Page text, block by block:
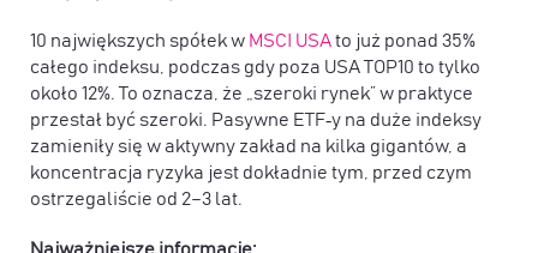
10 największych spółek w MSCI USAto już ponad 35%
całego indeksu, podczas gdy poza USA TOP10 to tylko
około 12%. To oznacza, że „szeroki rynek” w praktyce
przestał być szeroki. Pasywne ETF‑y na duże indeksy
zamieniły się w aktywny zakład na kilka gigantów, a
koncentracja ryzyka jest dokładnie tym, przed czym
ostrzegaliście od 2–3 lat.